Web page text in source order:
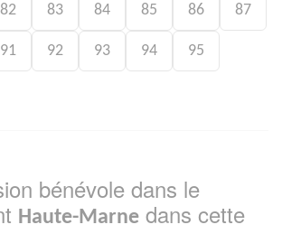
82 83 84 85 86 87
91 92 93 94 95
bénévole dans le
Haute-Marne dans cette